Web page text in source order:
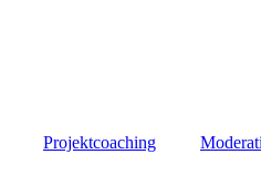
Projektcoaching